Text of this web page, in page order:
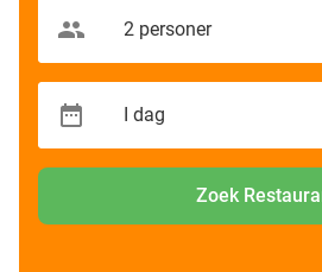
Zoek